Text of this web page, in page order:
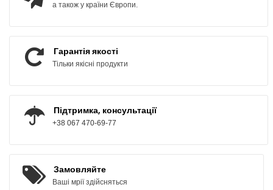
а також у країни Європи.
Гарантія якості
Тільки якісні продукти
Підтримка, консультації
+38 067 470-69-77
Замовляйте
Ваші мрії здійсняться